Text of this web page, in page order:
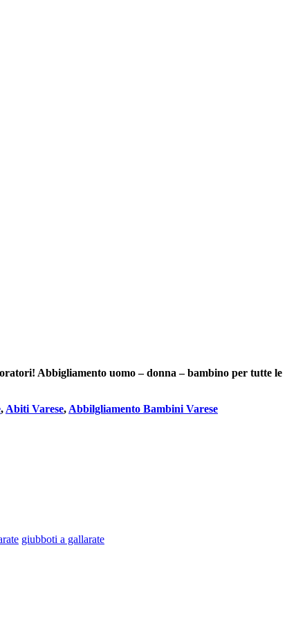
Abbigliamento uomo – donna – bambino per tutte le
, Abiti Varese, Abbilgliamento Bambini Varese
giubboti a gallarate